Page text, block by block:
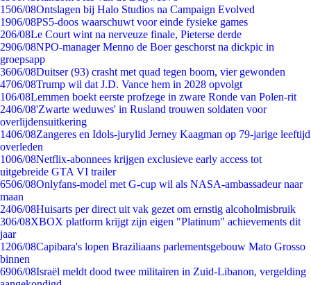
1506/08Ontslagen bij Halo Studios na Campaign Evolved
1906/08PS5-doos waarschuwt voor einde fysieke games
206/08Le Court wint na nerveuze finale, Pieterse derde
2906/08NPO-manager Menno de Boer geschorst na dickpic in
groepsapp
3606/08Duitser (93) crasht met quad tegen boom, vier gewonden
4706/08Trump wil dat J.D. Vance hem in 2028 opvolgt
106/08Lemmen boekt eerste profzege in zware Ronde van Polen-rit
2406/08'Zwarte weduwes' in Rusland trouwen soldaten voor
overlijdensuitkering
1406/08Zangeres en Idols-jurylid Jerney Kaagman op 79-jarige leeftijd
overleden
1006/08Netflix-abonnees krijgen exclusieve early access tot
uitgebreide GTA VI trailer
6506/08Onlyfans-model met G-cup wil als NASA-ambassadeur naar
maan
2406/08Huisarts per direct uit vak gezet om ernstig alcoholmisbruik
306/08XBOX platform krijgt zijn eigen "Platinum" achievements dit
jaar
1206/08Capibara's lopen Braziliaans parlementsgebouw Mato Grosso
binnen
6906/08Israël meldt dood twee militairen in Zuid-Libanon, vergelding